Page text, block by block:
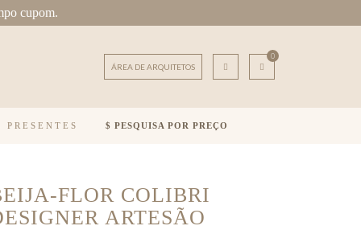
cupom.
ÁREA DE ARQUITETOS
0
PESQUISA POR PREÇO
FLOR COLIBRI
ARTESÃO